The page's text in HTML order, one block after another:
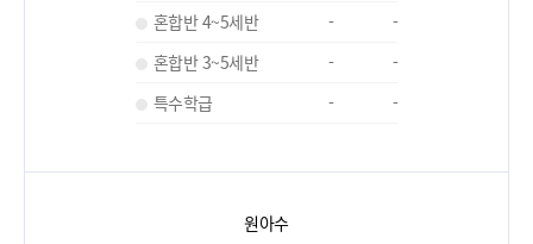
혼합반 4~5세반
-
-
혼합반 3~5세반
-
-
특수학급
- -
원아수